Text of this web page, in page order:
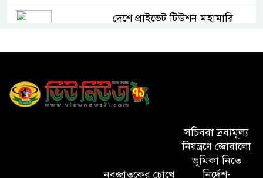
দেশে প্রাইভেট টিউশন মহামারি
মাধবপুর ডিবির অভিযানে ৬০ কেজি
গাঁজা উদ্ধার
সিলেটে হামের উপসর্গে মৃত্যু ৩
নবজাতকের চোখে
সচিবরা দ্রব্যমূল্য
নিয়ন্ত্রণে জোরালো
ভূমিকা নিতে
নির্দেশ-